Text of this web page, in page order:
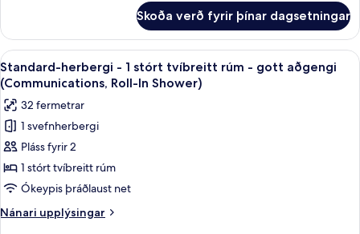
-
gott
aðgengi
(Communications,
Access
Tub)
herbergi
1
stórt
tvíbreitt
rúm
gott
aðgengi
(Communications,
Access
Tub)
Skoða verð fyrir þínar dagsetningar
Skoða
allar
myndir
fyrir
Standard-
herbergi
-
1
stórt
tvíbreitt
Skrifborð, myrkratjöld/-gardínur,
9
Standard-herbergi - 1 stórt tvíbreitt rúm - gott aðgengi
(Communications, Roll-In Shower)
32 fermetrar
1 svefnherbergi
Pláss fyrir 2
1 stórt tvíbreitt rúm
Ókeypis þráðlaust net
Nánari upplýsingar
Nánari